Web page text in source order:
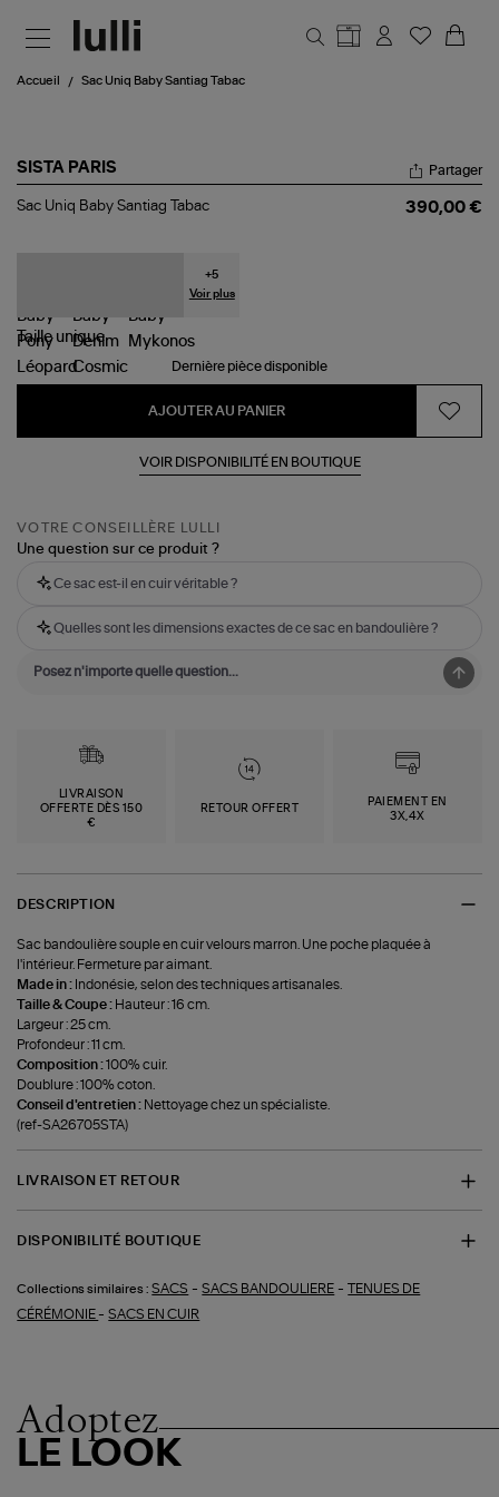
Accueil Sac Uniq Baby Santiag Tabac
SISTA PARIS
Sac
Partager
Sac Uniq Baby Santiag Tabac 390,00 €
+5
Voir plus
Taille unique
Dernière pièce disponible
AJOUTER AU PANIER
VOIR DISPONIBILITÉ EN BOUTIQUE
VOTRE CONSEILLÈRE LULLI
Une question sur ce produit ?
Ce sac est-il en cuir véritable ?
Quelles sont les dimensions exactes de ce sac en bandoulière ?
LIVRAISON
OFFERTE DÈS 150
€
RETOUR OFFERT
PAIEMENT EN
3X,4X
DESCRIPTION
Sac bandoulière souple en cuir velours marron. Une poche plaquée à
l'intérieur. Fermeture par aimant.
Made in : Indonésie, selon des techniques artisanales.
Taille & Coupe : Hauteur : 16 cm.
Largeur : 25 cm.
Profondeur : 11 cm.
Composition :100% cuir.
Doublure : 100% coton.
Conseil d'entretien : Nettoyage chez un spécialiste.
(ref-SA26705STA)
LIVRAISON ET RETOUR
DISPONIBILITÉ BOUTIQUE
Collections similaires : SACS -SACS BANDOULIERE -TENUES DE
CÉRÉMONIE -SACS EN CUIR
Adoptez
LE LOOK